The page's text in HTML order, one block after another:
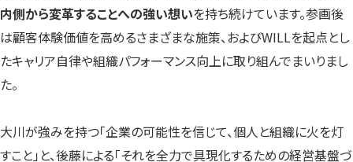
内側から変革することへの強い想いを持ち続けています。参画後
は顧客体験価値を高めるさまざまな施策、およびWILLを起点とし
たキャリア自律や組織パフォーマンス向上に取り組んでまいりまし
た。
大川が強みを持つ「企業の可能性を信じて、個人と組織に火を灯
すこと」と、後藤による「それを全力で具現化するための経営基盤づ